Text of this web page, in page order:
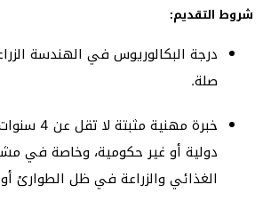
شروط التقديم:
درجة البكالوريوس في الهندسة
صلة.
خبرة مهنية
دولية أو غير حكومية، وخاصة في
الغذائي والزراعة في ظل الطوارئ